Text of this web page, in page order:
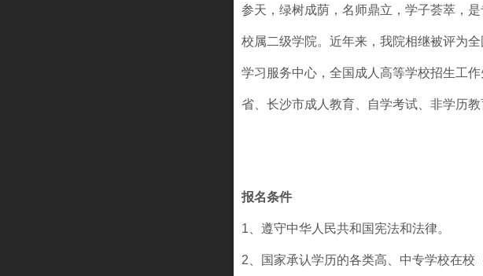
参天，绿树成荫，名师鼎立，学子荟萃，
校属二级学院。近年来，我院相继被评为
学习服务中心，全国成人高等学校招生工
省、长沙市成人教育、自学考试、非学历教
报名条件
1、遵守中华人民共和国宪法和法律。
2、国家承认学历的各类高、中专学校在校